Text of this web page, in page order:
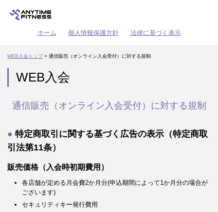
ホーム 個人情報保護方針 法律に基づく表示
WEB入会トップ> 通信販売（オンライン入会受付）に対する規制
WEB入会
通信販売（オンライン入会受付）に対する規制
特定商取引に関する基づく広告の表示（特定商取
引法第11条）
販売価格（入会時初期費用）
各店舗が定める月会費2か月分(申込期間によって1か月分の場合が
ございます)
セキュリティキー発行費用